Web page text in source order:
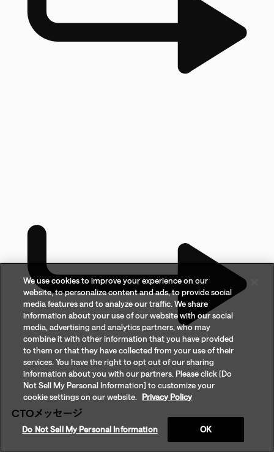
CTOメッセージ
We use cookies to improve your experience on our
website, to personalize content and ads, to provide social
media features and to analyze our traffic. We share
information about your use of our website with our social
media, advertising and analytics partners, who may
combine it with other information that you have provided
to them or that they have collected from your use of their
services. You have the right to opt out of our sharing
information about you with our partners. Please click [Do
Not Sell My Personal Information] to customize your
cookie settings on our website.
Privacy Policy
Do Not Sell My Personal Information OK